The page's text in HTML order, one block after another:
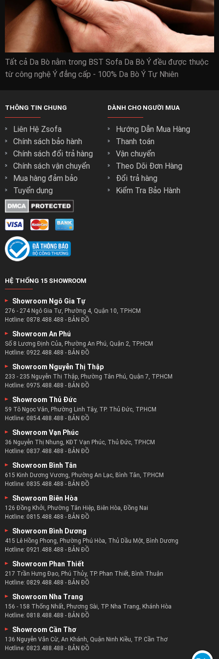
mình.
Màu sắc đa dạng khi bạn có thể tùy chọn để tạo điểm nhấn
hay thay đổi màu sắc của nhà mình với những màu sắc ghế
Không gian sống của bạn sẽ trở nên sang trọng và phong
cách hơn với ghế sofa zSofa.
Bàn ghế thư giãn chỉnh điện mang lại lợi ích gì ?
Cuộc sống giờ đây mọi người đều phải chạy theo công việc
với mục tiêu thăng tiến, cuộc sống..
Đó chính là nguyên nhân kéo theo những căn bệnh, sự mệt
mỏi nếu không được nghỉ ngơi.
Nghỉ ngơi thì cần không gian thoải mái nhất và đó chính là
Chiếc ghế tuy có thiết kế khá đơn giản nhưng mang đến sự
thoải mái cho người sử dụng.
Giúp nâng đỡ toàn bộ cơ thể của bạn khi nằm và lớp đệm
ghế thoải mái giúp xoa bóp cơ thể.
Ghế sofa cao cấp thư giãn liệu có cần thiết :
Nói nào ngay nếu bạn thật sự đang mệt mỏi với công việc
hàng ngày thì nó rất quan trọng.
Một chiếc ghế sofa thoải mái nhất là công cụ nghỉ ngơi hợp
lý khi bạn quá bận rộn.
Khi đó bạn sẽ không có nhiều thời gian để đi du lịch thư
giãn hay đến 1 spa sang trọng.
Và chỉ cần về nhà ngả lưng lên chiếc ghế sofa thư giãn, nó
Ghế sofa thư giãn zSofa :
Tất cả Da Bò nằm trong BST Sofa Da Bò Ý đều được thuộc
từ công nghệ Ý đẳng cấp - 100% Da Bò Ý Tự Nhiên
THÔNG TIN CHUNG
Liên Hệ Zsofa
Chính sách bảo hành
Chính sách đổi trả hàng
Chính sách vận chuyển
Mua hàng đảm bảo
Tuyển dụng
DÀNH CHO NGƯỜI MUA
Hướng Dẫn Mua Hàng
Thanh toán
Vận chuyển
Theo Dõi Đơn Hàng
Đổi trả hàng
Kiểm Tra Bảo Hành
HỆ THỐNG 15 SHOWROOM
Showroom Ngô Gia Tự
276 - 274 Ngô Gia Tự, Phường 4, Quận 10, TP.HCM
Hotline: 0878.488.488 - BẢN ĐỒ
Showroom An Phú
Số 8 Lương Định Của, Phường An Phú, Quận 2, TP.HCM
Hotline: 0922.488.488 - BẢN ĐỒ
Showroom Nguyễn Thị Thập
233 - 235 Nguyễn Thị Thập, Phường Tân Phú, Quận 7, TP.HCM
Hotline: 0975.488.488 - BẢN ĐỒ
Showroom Thủ Đức
59 Tô Ngọc Vân, Phường Linh Tây, TP. Thủ Đức, TP.HCM
Hotline: 0854.488.488 - BẢN ĐỒ
Showroom Vạn Phúc
36 Nguyễn Thị Nhung, KĐT Vạn Phúc, Thủ Đức, TP.HCM
Hotline: 0837.488.488 - BẢN ĐỒ
Showroom Bình Tân
615 Kinh Dương Vương, Phường An Lạc, Bình Tân, TP.HCM
Hotline: 0835.488.488 - BẢN ĐỒ
Showroom Biên Hòa
126 Đồng Khởi, Phường Tân Hiệp, Biên Hòa, Đồng Nai
Hotline: 0815.488.488 - BẢN ĐỒ
Showroom Bình Dương
415 Lê Hồng Phong, Phường Phú Hòa, Thủ Dầu Một, Bình Dương
Hotline: 0921.488.488 - BẢN ĐỒ
Showroom Phan Thiết
217 Trần Hưng Đạo, Phú Thủy, TP. Phan Thiết, Bình Thuận
Hotline: 0829.488.488 - BẢN ĐỒ
Showroom Nha Trang
156 - 158 Thống Nhất, Phương Sài, TP. Nha Trang, Khánh Hòa
Hotline: 0818.488.488 - BẢN ĐỒ
Showroom Cần Thơ
136 Nguyễn Văn Cừ, An Khánh, Quận Ninh Kiều, TP. Cần Thơ
Hotline: 0823.488.488 - BẢN ĐỒ